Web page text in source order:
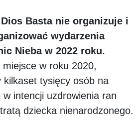
Basta nie organizuje i
wydarzenia
Nieba w 2022 roku.
miejsce w roku 2020,
kilkaset tysięcy osób na
intencji uzdrowienia ran
dziecka nienarodzonego.